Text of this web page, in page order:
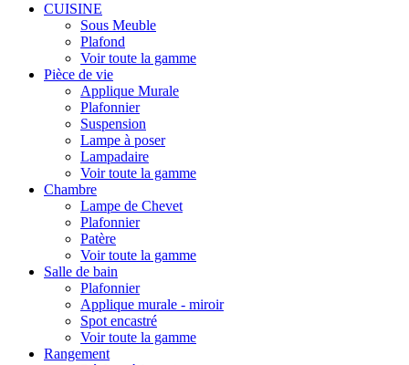
CUISINE
Sous Meuble
Plafond
Voir toute la gamme
Pièce de vie
Applique Murale
Plafonnier
Suspension
Lampe à poser
Lampadaire
Voir toute la gamme
Chambre
Lampe de Chevet
Plafonnier
Patère
Voir toute la gamme
Salle de bain
Plafonnier
Applique murale - miroir
Spot encastré
Voir toute la gamme
Rangement